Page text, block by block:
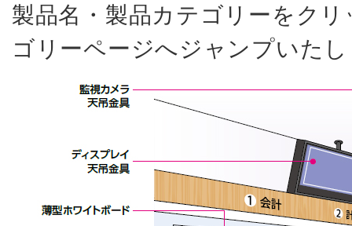
製品名・製品カテゴリーをク
ゴリーページへジャンプいた